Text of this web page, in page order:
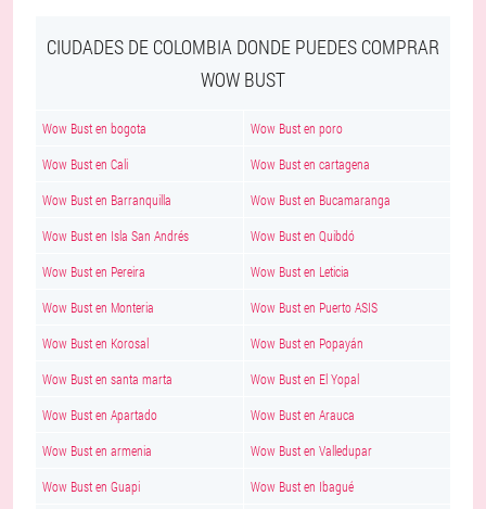
CIUDADES DE COLOMBIA DONDE PUEDES COMPRAR
WOW BUST
Wow Bust en bogota Wow Bust en poro
Wow Bust en Cali Wow Bust en cartagena
Wow Bust en Barranquilla Wow Bust en Bucamaranga
Wow Bust en Isla San Andrés Wow Bust en Quibdó
Wow Bust en Pereira Wow Bust en Leticia
Wow Bust en Monteria Wow Bust en Puerto ASIS
Wow Bust en Korosal Wow Bust en Popayán
Wow Bust en santa marta Wow Bust en El Yopal
Wow Bust en Apartado Wow Bust en Arauca
Wow Bust en armenia Wow Bust en Valledupar
Wow Bust en Guapi Wow Bust en Ibagué